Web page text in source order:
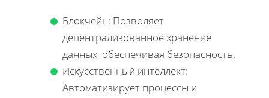
Блокчейн: Позволяет
децентрализованное хранение
данных, обеспечивая безопасность.
Искусственный интеллект:
Автоматизирует процессы и